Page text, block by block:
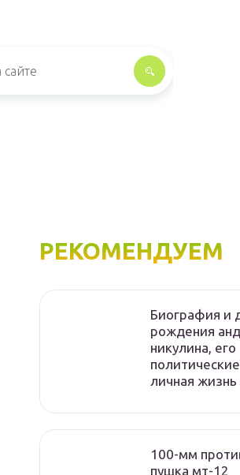
РЕКОМЕНДУЕМ
Биография и
рождения
никулина, его
личная жизнь
100-мм
пушка мт-12